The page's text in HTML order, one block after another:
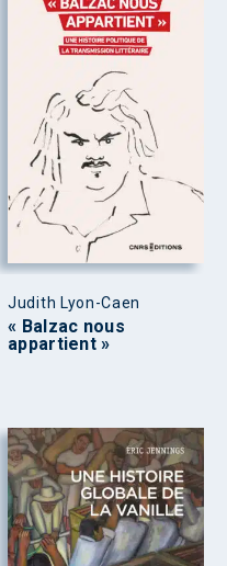
Judith Lyon-Caen
« Balzac nous
appartient »